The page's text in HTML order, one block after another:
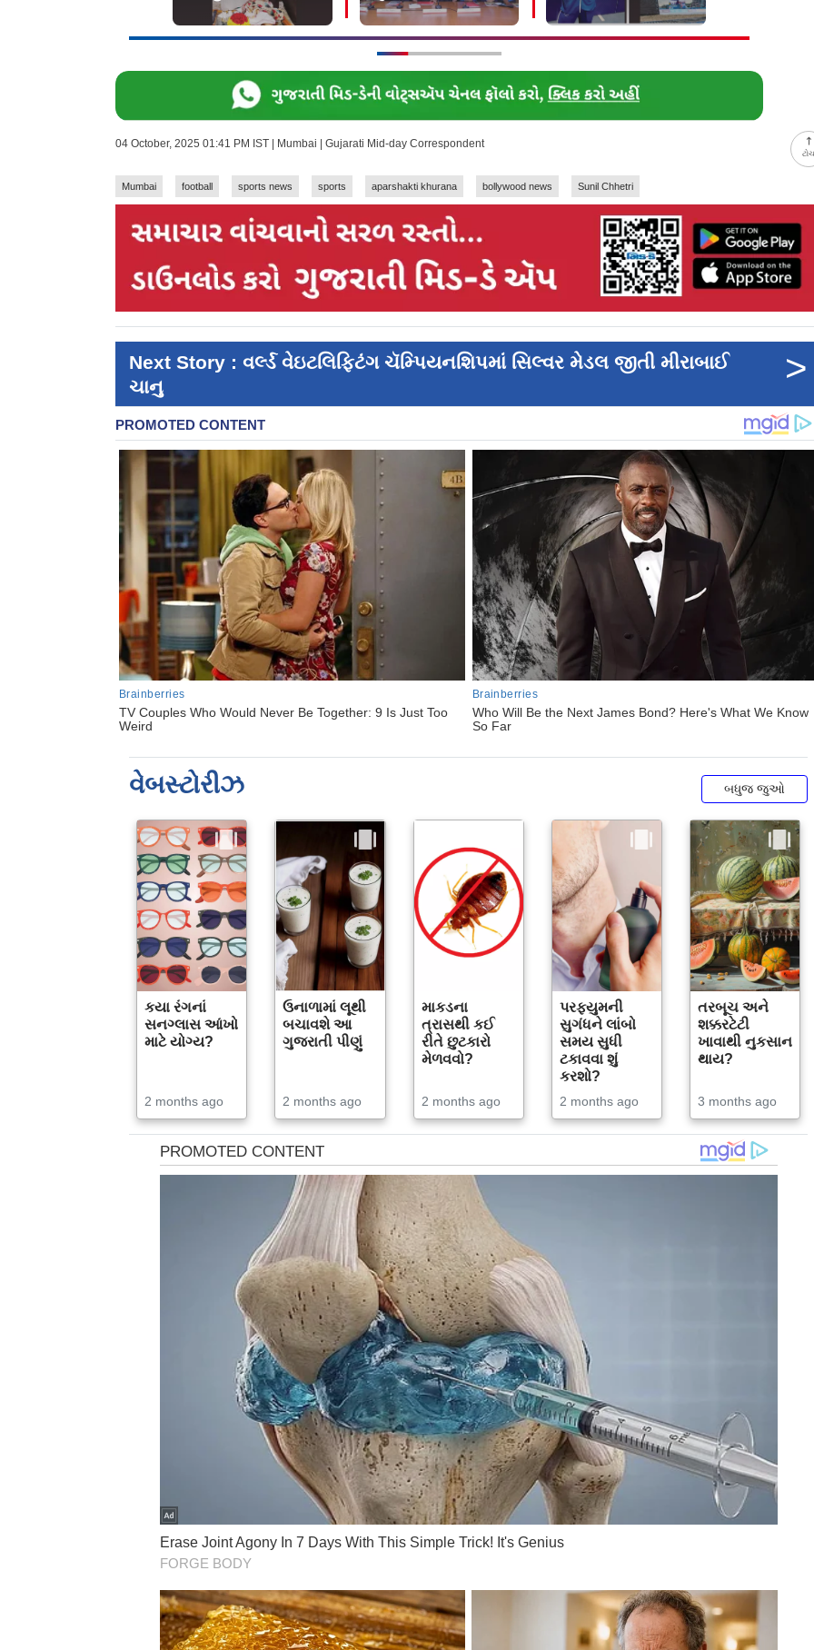
ચૅમ્પિયનશિપ
જીત્યો
04 October, 2025 01:41 PM IST | Mumbai | Gujarati Mid-day Correspondent
Mumbai football sports news sports aparshakti khurana bollywood news Sunil Chhetri
Next Story : વર્લ્ડ વેઇટલિફ્ટિંગ ચૅમ્પિયનશિપમાં સિલ્વર મેડલ જીતી મીરાબાઈ
ચાનુ
>
વેબસ્ટોરીઝ બધુજ જુઓ
કયા રંગનાં
સનગ્લાસ આંખો
માટે યોગ્ય?
2 months ago
ઉનાળામાં લૂથી
બચાવશે આ
ગુજરાતી પીણું
2 months ago
માકડના
ત્રાસથી કઈ
રીતે છુટકારો
મેળવવો?
2 months ago
પરફ્યુમની
સુગંધને લાંબો
સમય સુધી
ટકાવવા શું
કરશો?
2 months ago
તરબૂચ અને
શક્કરટેટી
ખાવાથી નુકસાન
થાય?
3 months ago